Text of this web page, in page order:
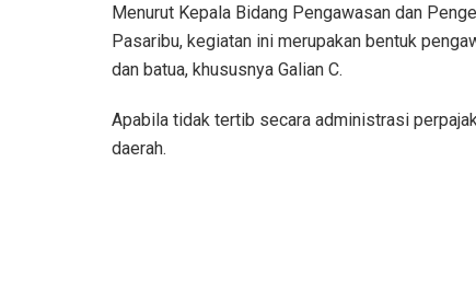
Menurut Kepala Bidang Pengawasan dan
Pasaribu, kegiatan ini merupakan bentuk
dan batua, khususnya Galian C.
Apabila tidak tertib secara administrasi
daerah.